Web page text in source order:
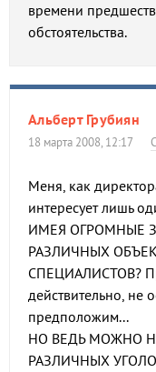
времени
обстоятельства.
Альберт Грубиян
18 марта 2008, 12:17
Меня, как
интересует лишь
ИМЕЯ ОГРОМНЫЕ
РАЗЛИЧНЫХ
СПЕЦИАЛИСТОВ?
действительно, не
предположим...
НО ВЕДЬ МОЖНО
РАЗЛИЧНЫХ